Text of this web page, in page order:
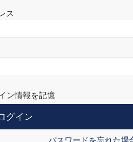
ス
ン情報を記憶
パスワードを忘れた場